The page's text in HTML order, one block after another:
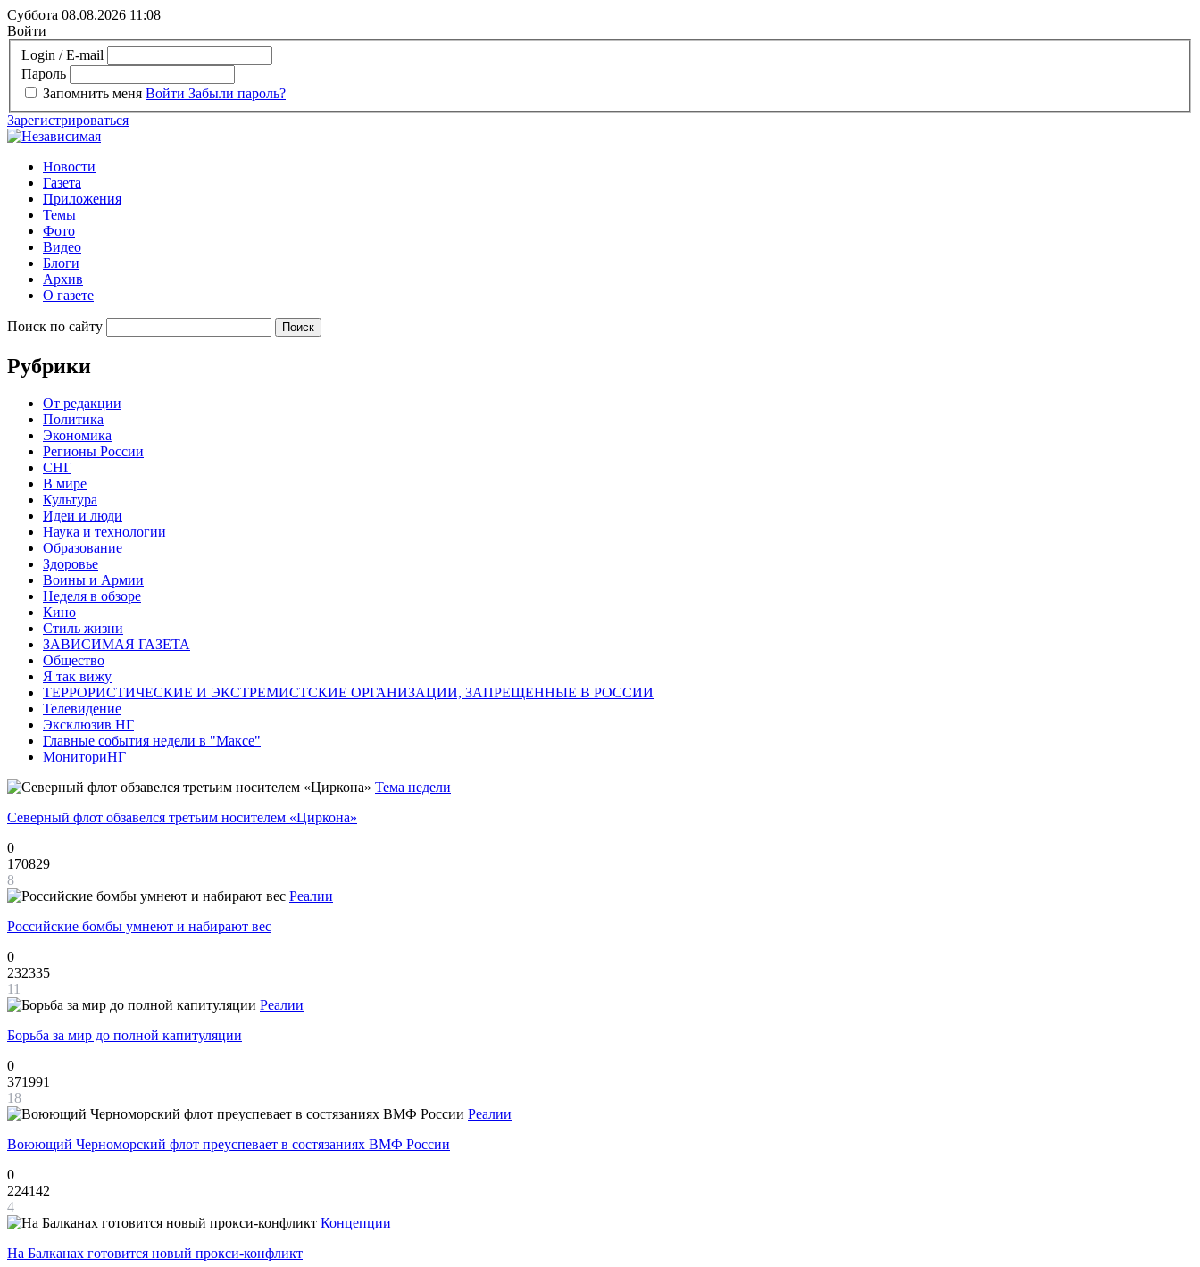
Суббота 08.08.2026 11:08
Войти
Login / E-mail
Пароль
Запомнить меня Войти Забыли пароль?
Зарегистрироваться
Новости
Газета
Приложения
Темы
Фото
Видео
Блоги
Архив
О газете
Поиск по сайту
Рубрики
От редакции
Политика
Экономика
Регионы России
СНГ
В мире
Культура
Идеи и люди
Наука и технологии
Образование
Здоровье
Воины и Армии
Неделя в обзоре
Кино
Стиль жизни
ЗАВИСИМАЯ ГАЗЕТА
Общество
Я так вижу
ТЕРРОРИСТИЧЕСКИЕ И ЭКСТРЕМИСТСКИЕ ОРГАНИЗАЦИИ, ЗАПРЕЩЕННЫЕ В РОССИИ
Телевидение
Эксклюзив НГ
Главные события недели в "Максе"
МониториНГ
Тема недели
Северный флот обзавелся третьим носителем «Циркона»
0
170829
8
Реалии
Российские бомбы умнеют и набирают вес
0
232335
11
Реалии
Борьба за мир до полной капитуляции
0
371991
18
Реалии
Воюющий Черноморский флот преуспевает в состязаниях ВМФ России
0
224142
4
Концепции
На Балканах готовится новый прокси-конфликт